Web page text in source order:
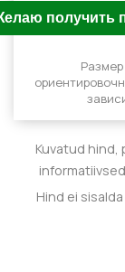
Kuvatud hind,
Hind ei